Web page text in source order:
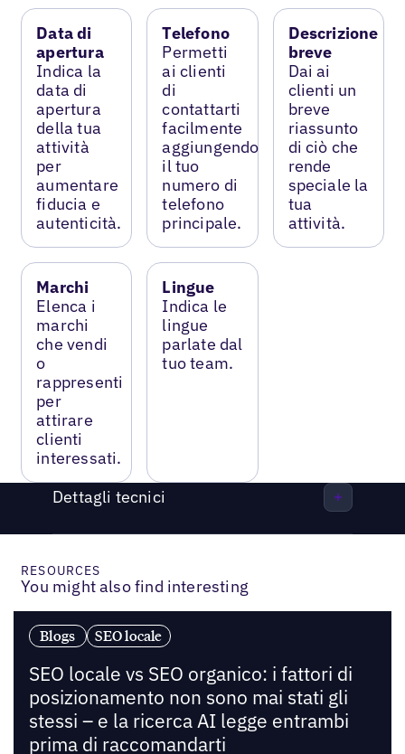
Data di
apertura
Indica la
data di
apertura
della tua
attività
per
aumentare
fiducia e
autenticità.
Telefono
Permetti
ai clienti
di
contattarti
facilmente
aggiungendo
il tuo
numero di
telefono
principale.
Descrizione
breve
Dai ai
clienti un
breve
riassunto
di ciò che
rende
speciale la
tua
attività.
Marchi
Elenca i
marchi
che vendi
o
rappresenti
per
attirare
clienti
interessati.
Lingue
Indica le
lingue
parlate dal
tuo team.
Dettagli tecnici
RESOURCES
You might also find interesting
Blogs SEO locale
SEO locale vs SEO organico: i fattori di
posizionamento non sono mai stati gli
stessi – e la ricerca AI legge entrambi
prima di raccomandarti